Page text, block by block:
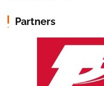
Partners